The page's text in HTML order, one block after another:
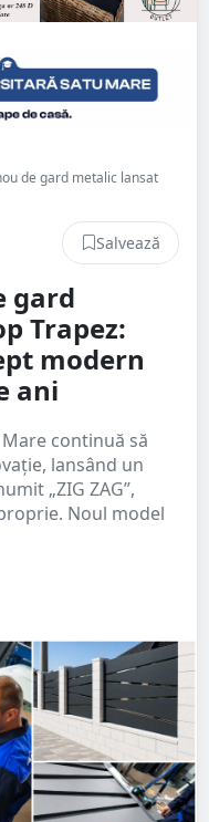
de gard metalic lansat
Salvează
gard
Trapez:
modern
ani
continuă să
lansând un
„ZIG ZAG”,
Noul model